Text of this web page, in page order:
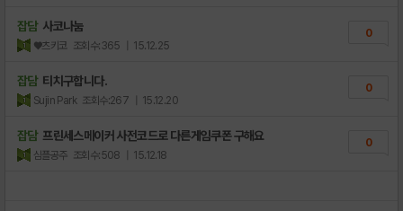
잡담 사코나눔
♥츠키코 조회수:365 | 15.12.25
0
잡담 티치구합니다.
Sujin Park 조회수:267 | 15.12.20
0
잡담 프린세스메이커 사전코드로 다른게임쿠폰 구해요
심플공주 조회수:508 | 15.12.18
0